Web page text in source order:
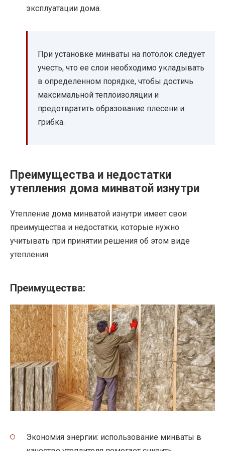
эксплуатации дома.
При установке минваты на потолок следует
учесть, что ее слои необходимо укладывать
в определенном порядке, чтобы достичь
максимальной теплоизоляции и
предотвратить образование плесени и
грибка.
Преимущества и недостатки
утепления дома минватой изнутри
Утепление дома минватой изнутри имеет свои
преимущества и недостатки, которые нужно
учитывать при принятии решения об этом виде
утепления.
Преимущества:
Экономия энергии: использование минваты в